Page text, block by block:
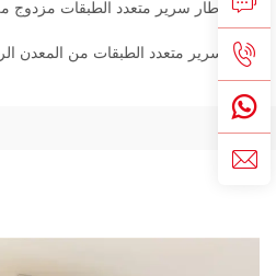
إطار سرير متعدد الطبقات مزدوج
سرير متعدد الطبقات من المعدن